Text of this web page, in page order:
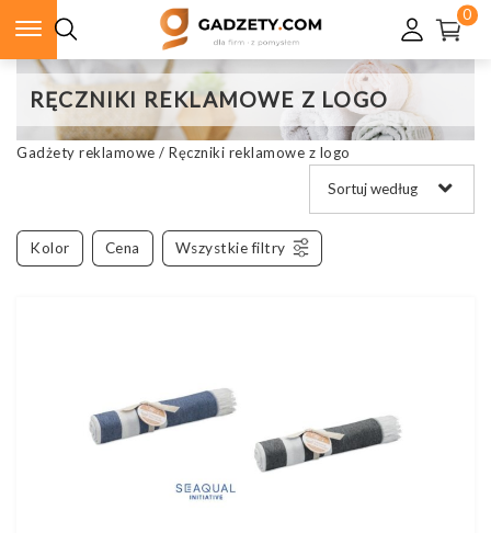
0
RĘCZNIKI REKLAMOWE Z LOGO
Gadżety reklamowe / Ręczniki reklamowe z logo
Kolor Cena Wszystkie filtry